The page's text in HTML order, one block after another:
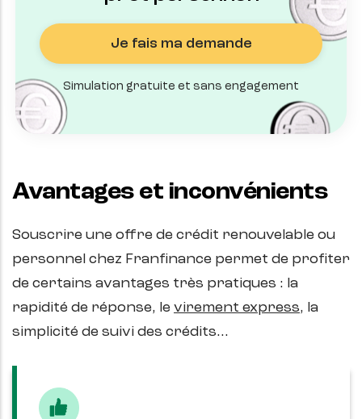
Je fais ma demande
Simulation gratuite et sans engagement
Avantages et inconvénients
Souscrire une offre de crédit renouvelable ou
personnel chez Franfinance permet de profiter
de certains avantages très pratiques : la
rapidité de réponse, le virement express, la
simplicité de suivi des crédits…